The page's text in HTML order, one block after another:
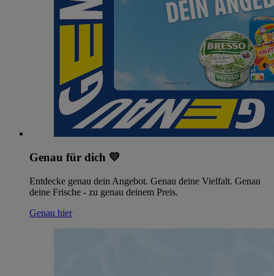
Genau für dich 💛
Entdecke genau dein Angebot. Genau deine Vielfalt. Genau
deine Frische - zu genau deinem Preis.
Genau hier